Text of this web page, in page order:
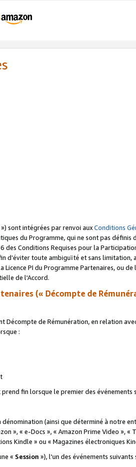
») sont intégrées par renvoi auxConditions
du Programme, qui ne sont pas définis
Conditions Requises pour la
d’éviter toute ambiguïté et sans limitation,
PI du Programme Partenaires, ou
de l'Accord.
(« Décompte de
Décompte de Rémunération, en relation
:
fin lorsque le premier des événements
(ainsi que déterminé à notre
», « e-Docs », « Amazon Prime Video », «
Kindle » ou « Magazines électroniques
« Session »), l'un des événements suivants